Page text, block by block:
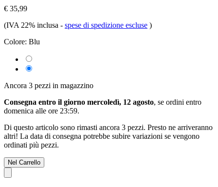
€ 35,99
(IVA 22% inclusa - spese di spedizione escluse )
Colore: Blu
Ancora 3 pezzi in magazzino
Consegna entro il giorno mercoledì, 12 agosto, se ordini entro
domenica alle ore 23:59.
Di questo articolo sono rimasti ancora 3 pezzi. Presto ne arriveranno
altri! La data di consegna potrebbe subire variazioni se vengono
ordinati più pezzi.
Nel Carrello